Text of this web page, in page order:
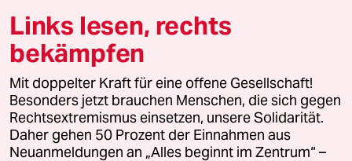
taz frisch
taz zahl ich
taz lab Infobrief
Links lesen, rechts
bekämpfen
Mit doppelter Kraft für eine offene Gesellschaft!
Besonders jetzt brauchen Menschen, die sich gegen
Rechtsextremismus einsetzen, unsere Solidarität.
Daher gehen 50 Prozent der Einnahmen aus
Neuanmeldungen an „Alles beginnt im Zentrum“ –